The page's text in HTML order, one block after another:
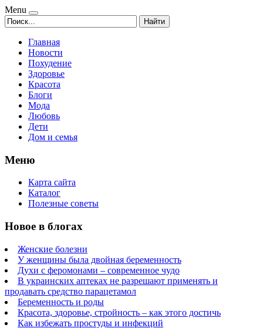
Menu
Найти
Главная
Новости
Похудение
Здоровье
Красота
Блоги
Мода
Любовь
Дети
Дом и семья
Меню
Карта сайта
Каталог
Полезные советы
Новое в блогах
Женские болезни
У женщины была двойная беременность
Духи с феромонами – современное чудо
В украинских аптеках не разрешают применять и
продавать средство парацетамол
Беременность и роды
Красота, здоровье, стройность – как этого достичь
Как избежать простуды и инфекций